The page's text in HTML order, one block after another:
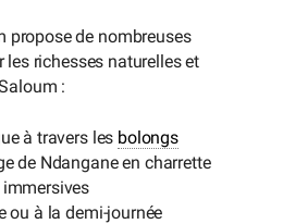
propose de nombreuses
richesses naturelles et
:
à travers les bolongs
de Ndangane en charrette
immersives
ou à la demi-journée